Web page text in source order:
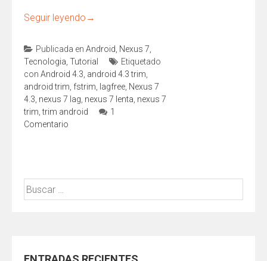
Seguir leyendo →
Publicada en Android, Nexus 7,
Tecnologia, Tutorial
Etiquetado
con Android 4.3, android 4.3 trim,
android trim, fstrim, lagfree, Nexus 7
4.3, nexus 7 lag, nexus 7 lenta, nexus 7
trim,trim android
1
Comentario
Buscar: